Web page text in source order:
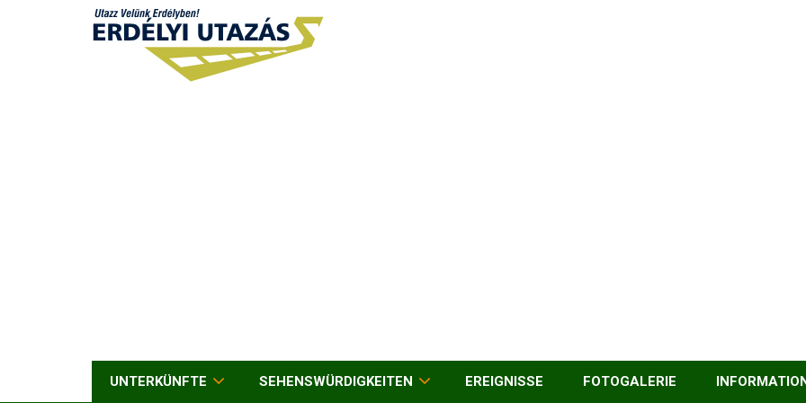
UNTERKÜNFTE SEHENSWÜRDIGKEITEN EREIGNISSE FOTOGALERIE